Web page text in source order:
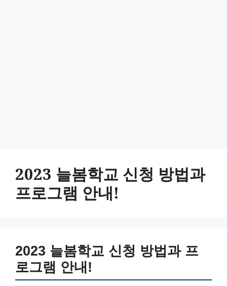
2023 늘봄학교 신청 방법과
프로그램 안내!
2023 늘봄학교 신청 방법과 프
로그램 안내!